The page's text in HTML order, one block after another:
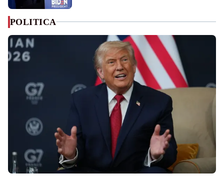
POLITICA